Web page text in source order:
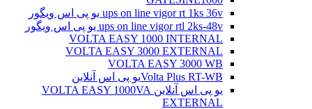
ups on line vigor rt 1ks 36v یو پی اس ویگور
ups on line vigor rtl 2ks-48v یو پی اس ویگور
VOLTA EASY 1000 INTERNAL
VOLTA EASY 3000 EXTERNAL
VOLTA EASY 3000 WB
Volta Plus RT-WBیو پی اس آنلاین
یو پی اس آنلاین VOLTA EASY 1000VA
EXTERNAL